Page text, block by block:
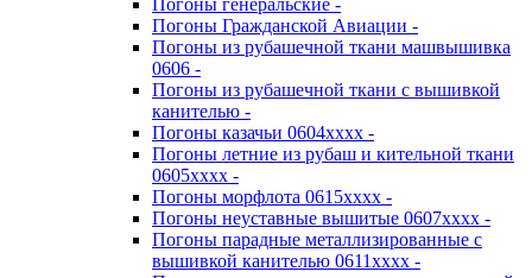
Погоны генеральские -
Погоны Гражданской Авиации -
Погоны из рубашечной ткани машвышивка
0606 -
Погоны из рубашечной ткани с вышивкой
канителью -
Погоны казачьи 0604хххх -
Погоны летние из рубаш и кительной ткани
0605хххх -
Погоны морфлота 0615хххх -
Погоны неуставные вышитые 0607хххх -
Погоны парадные металлизированные с
вышивкой канителью 0611хххх -